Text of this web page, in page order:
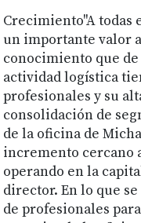
Crecimiento"A todas
un importante valor
conocimiento que
actividad logística
profesionales y su
consolidación de
de la oficina de
incremento cercano
operando en la
director. En lo que
de profesionales